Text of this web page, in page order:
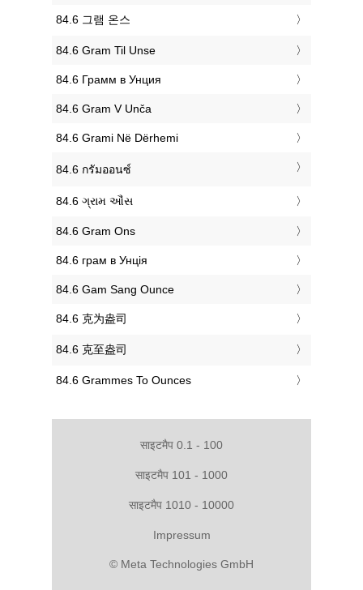
‎84.6 그램 온스
‎84.6 Gram Til Unse
‎84.6 Грамм в Унция
‎84.6 Gram V Unča
‎84.6 Grami Në Dërhemi
‎84.6 กรัมออนซ์
‎84.6 ગ્રામ ઔંસ
‎84.6 Gram Ons
‎84.6 грам в Унція
‎84.6 Gam Sang Ounce
‎84.6 克为盎司
‎84.6 克至盎司
‎84.6 Grammes To Ounces
साइटमैप 0.1 - 100
साइटमैप 101 - 1000
साइटमैप 1010 - 10000
Impressum
© Meta Technologies GmbH